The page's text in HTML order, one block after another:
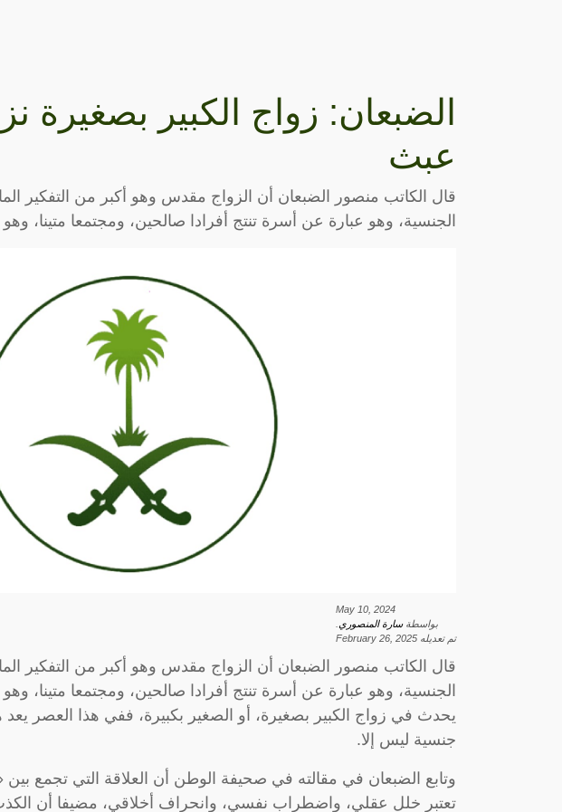
الضبعان: زواج الكبير بصغيرة
عبث
قال الكاتب منصور الضبعان أن الزواج مقدس وهو أكبر من التفكير
الجنسية، وهو عبارة عن أسرة تنتج أفرادا صالحين، ومجتمعا متينا،
May 10, 2024
بواسطةسارة المنصوري
تم تعديله February 26, 2025
قال الكاتب منصور الضبعان أن الزواج مقدس وهو أكبر من التفكير
الجنسية، وهو عبارة عن أسرة تنتج أفرادا صالحين، ومجتمعا متينا،
يحدث في زواج الكبير بصغيرة، أو الصغير بكبيرة، ففي هذا العصر يعد
جنسية ليس إلا.
وتابع الضبعان في مقالته في صحيفة الوطن أن العلاقة التي تجمع بين
تعتبر خلل عقلي، واضطراب نفسي، وانحراف أخلاقي، مضيفا أن الكذب